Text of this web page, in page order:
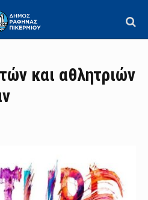
και αθλητριών